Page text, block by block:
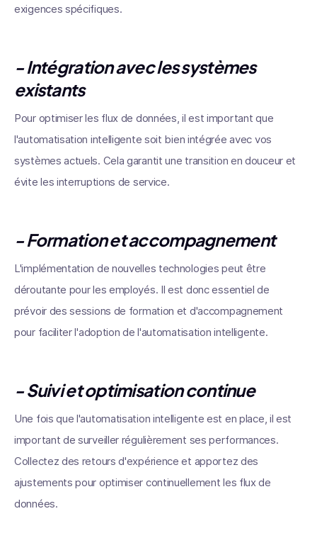
exigences spécifiques.
- Intégration avec les systèmes
existants
Pour optimiser les flux de données, il est important que
l'automatisation intelligente soit bien intégrée avec vos
systèmes actuels. Cela garantit une transition en douceur et
évite les interruptions de service.
- Formation et accompagnement
L'implémentation de nouvelles technologies peut être
déroutante pour les employés. Il est donc essentiel de
prévoir des sessions de formation et d'accompagnement
pour faciliter l'adoption de l'automatisation intelligente.
- Suivi et optimisation continue
Une fois que l'automatisation intelligente est en place, il est
important de surveiller régulièrement ses performances.
Collectez des retours d'expérience et apportez des
ajustements pour optimiser continuellement les flux de
données.